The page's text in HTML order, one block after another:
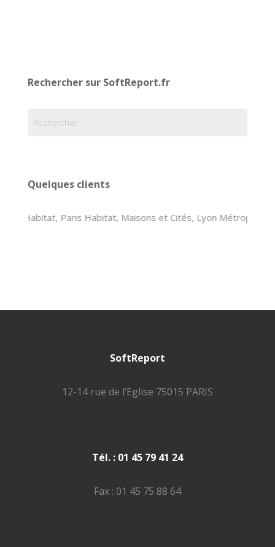
Rechercher sur SoftReport.fr
Quelques clients
Habitat, Paris Habitat, Maisons et Cités, Lyon Métropole
SoftReport
12-14 rue de l’Eglise 75015 PARIS
Tél. : 01 45 79 41 24
Fax : 01 45 75 88 64